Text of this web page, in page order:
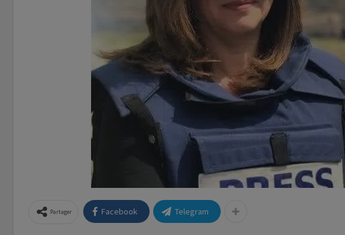
Partager Facebook Telegram